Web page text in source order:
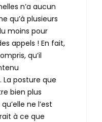
n’a aucun
qu’à plusieurs
moins pour
appels ! En fait,
qu’il
posture que
bien plus
ne l’est
à ce que